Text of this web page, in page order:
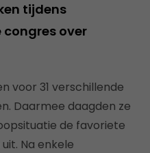
tijdens
congres over
voor 31 verschillende
Daarmee daagden ze
de favoriete
Na enkele